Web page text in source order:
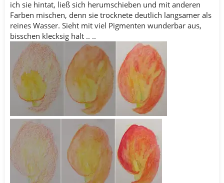
ich sie hintat, ließ sich herumschieben und mit anderen
Farben mischen, denn sie trocknete deutlich langsamer als
reines Wasser. Sieht mit viel Pigmenten wunderbar aus,
bisschen klecksig halt .. ..